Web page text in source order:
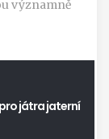
významně
játrajaterní